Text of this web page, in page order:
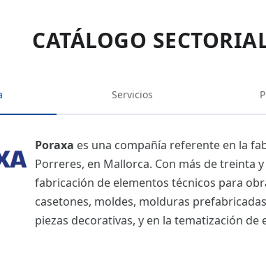
CATÁLOGO
Servicios
Poraxa es una compañía referente en la
Porreres, en Mallorca. Con más de treinta
fabricación de elementos técnicos para
casetones, moldes, molduras
piezas decorativas, y en la tematización